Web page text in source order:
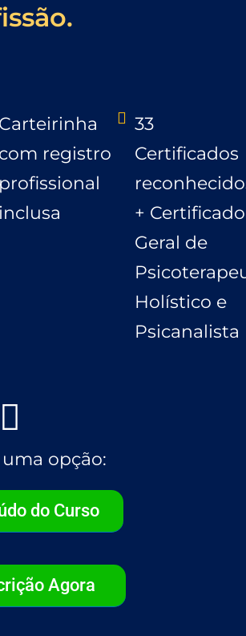
Carteirinha
com registro
profissional
inclusa
33
Certificados
+ Certificado
Geral de
Holístico e
Psicanalista
opção:
do Curso
Agora